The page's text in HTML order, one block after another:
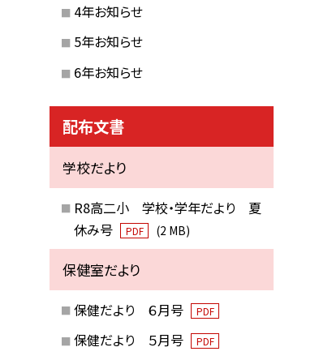
4年お知らせ
5年お知らせ
6年お知らせ
配布文書
学校だより
R8高二小 学校・学年だより 夏
休み号
PDF (2 MB)
保健室だより
保健だより ６月号 PDF
保健だより ５月号 PDF